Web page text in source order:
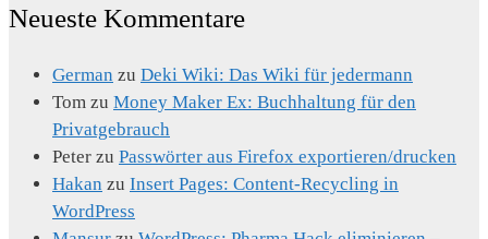
Neueste Kommentare
German zu Deki Wiki: Das Wiki für jedermann
Tom zu Money Maker Ex: Buchhaltung für den
Privatgebrauch
Peter zu Passwörter aus Firefox exportieren/drucken
Hakan zu Insert Pages: Content-Recycling in
WordPress